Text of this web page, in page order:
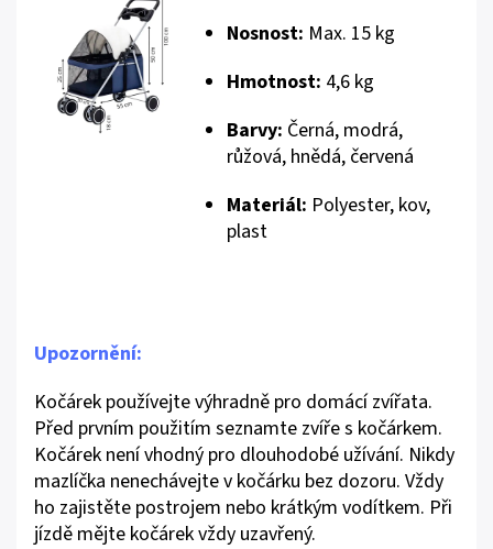
Nosnost: Max. 15 kg
Hmotnost: 4,6 kg
Barvy: Černá, modrá,
růžová, hnědá, červená
Materiál: Polyester, kov,
plast
Upozornění:
Kočárek používejte výhradně pro domácí zvířata.
Před prvním použitím seznamte zvíře s kočárkem.
Kočárek není vhodný pro dlouhodobé užívání. Nikdy
mazlíčka nenechávejte v kočárku bez dozoru. Vždy
ho zajistěte postrojem nebo krátkým vodítkem. Při
jízdě mějte kočárek vždy uzavřený.